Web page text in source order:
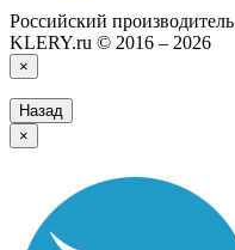
Российский производитель
KLERY.ru © 2016 – 2026
×
Назад
×